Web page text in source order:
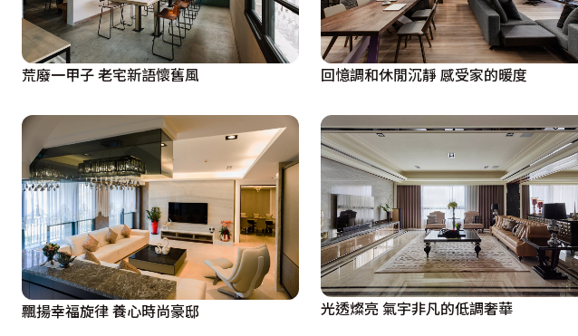
荒廢一甲子 老宅新語懷舊風 回憶調和休閒沉靜 感受家的暖度
飄揚幸福旋律 養心時尚豪邸 光透燦亮 氣宇非凡的低調奢華